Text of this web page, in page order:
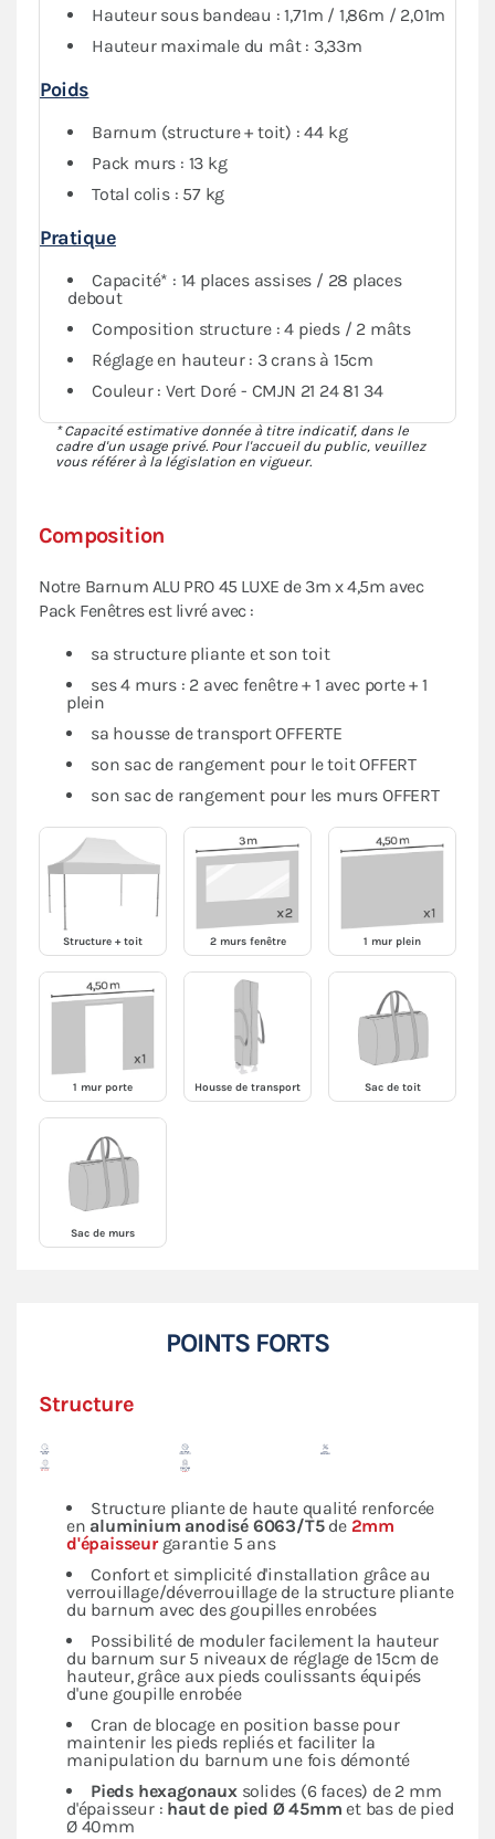
conservant de la visibilité grâce au PVC transparent
Composition
Notre Barnum ALU PRO 45 LUXE de 3m x 4,5m avec
Pack Fenêtres est livré avec :
sa structure pliante et son toit
ses 4 murs : 2 avec fenêtre + 1 avec porte + 1
plein
sa housse de transport OFFERTE
son sac de rangement pour le toit OFFERT
son sac de rangement pour les murs OFFERT
Structure + toit 2 murs fenêtre 1 mur plein
1 mur porte Housse de transport Sac de toit
Sac de murs
Hauteur sous bandeau : 1,71m / 1,86m / 2,01m
Hauteur maximale du mât : 3,33m
Poids
Barnum (structure + toit) : 44 kg
Pack murs : 13 kg
Total colis : 57 kg
Pratique
Capacité* : 14 places assises / 28 places
debout
Composition structure : 4 pieds / 2 mâts
Réglage en hauteur : 3 crans à 15cm
Couleur : Vert Doré - CMJN 21 24 81 34
* Capacité estimative donnée à titre indicatif, dans le
cadre d'un usage privé. Pour l'accueil du public, veuillez
vous référer à la législation en vigueur.
POINTS FORTS
Structure
Structure pliante de haute qualité renforcée
en aluminium anodisé 6063/T5de 2mm
d'épaisseurgarantie 5 ans
Confort et simplicité d'installation grâce au
verrouillage/déverrouillage de la structure pliante
du barnum avec des goupilles enrobées
Possibilité de moduler facilement la hauteur
du barnum sur 5 niveaux de réglage de 15cm de
hauteur, grâce aux pieds coulissants équipés
d'une goupille enrobée
Cran de blocage en position basse pour
maintenir les pieds repliés et faciliter la
manipulation du barnum une fois démonté
Pieds hexagonauxsolides (6 faces) de 2 mm
d'épaisseur : haut de pied Ø 45mm et bas de pied
Ø 40mm